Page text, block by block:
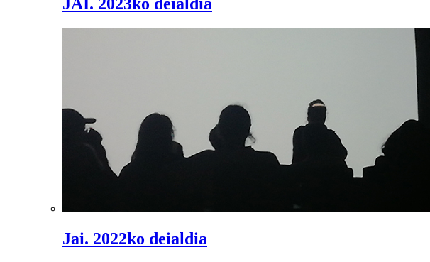
JAI. 2023ko deialdia
Jai. 2022ko deialdia